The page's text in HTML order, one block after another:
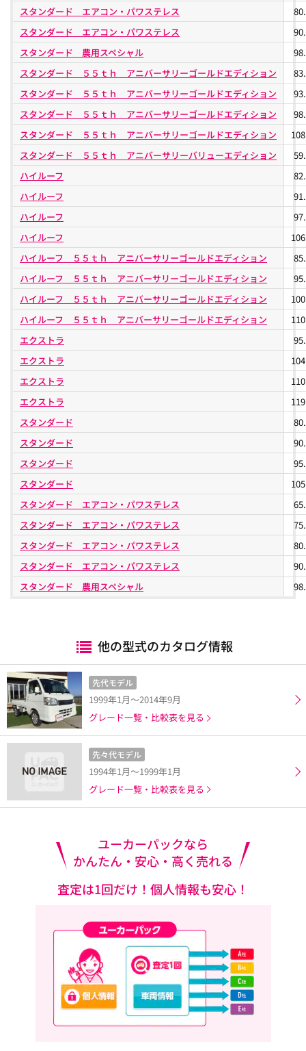
スタンダード エアコン・パワステレス
スタンダード エアコン・パワステレス
スタンダード 農用スペシャル
スタンダード ５５ｔｈ アニバーサリーゴールドエディション
スタンダード ５５ｔｈ アニバーサリーゴールドエディション
スタンダード ５５ｔｈ アニバーサリーゴールドエディション
スタンダード ５５ｔｈ アニバーサリーゴールドエディション
スタンダード ５５ｔｈ アニバーサリーバリューエディション
ハイルーフ
ハイルーフ
ハイルーフ
ハイルーフ
ハイルーフ ５５ｔｈ アニバーサリーゴールドエディション
ハイルーフ ５５ｔｈ アニバーサリーゴールドエディション
ハイルーフ ５５ｔｈ アニバーサリーゴールドエディション
ハイルーフ ５５ｔｈ アニバーサリーゴールドエディション
エクストラ
エクストラ
エクストラ
エクストラ
スタンダード
スタンダード
スタンダード
スタンダード
スタンダード エアコン・パワステレス
スタンダード エアコン・パワステレス
スタンダード エアコン・パワステレス
スタンダード エアコン・パワステレス
スタンダード 農用スペシャル
他の型式のカタログ情報
先代モデル
1999年1月～2014年9月
グレード一覧・比較表を見る
先々代モデル
1994年1月～1999年1月
グレード一覧・比較表を見る
ユーカーパックなら
かんたん・安心・高く売れる
査定は1回だけ！個人情報も安心！